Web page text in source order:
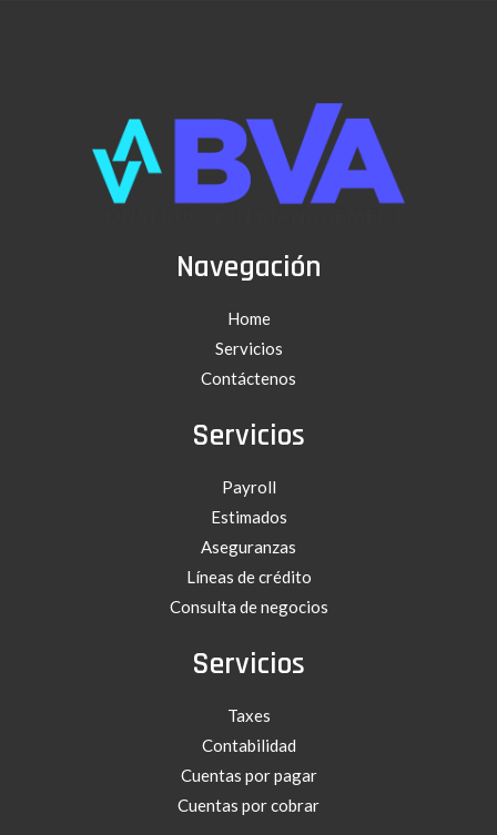
Navegación
Home
Servicios
Contáctenos
Servicios
Payroll
Estimados
Aseguranzas
Líneas de crédito
Consulta de negocios
Servicios
Taxes
Contabilidad
Cuentas por pagar
Cuentas por cobrar